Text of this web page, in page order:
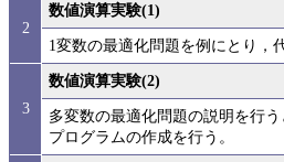
2
数値演算実験(1)
1変数の最適化問題を例にとり，
3
数値演算実験(2)
多変数の最適化問題の説明を行
プログラムの作成を行う。